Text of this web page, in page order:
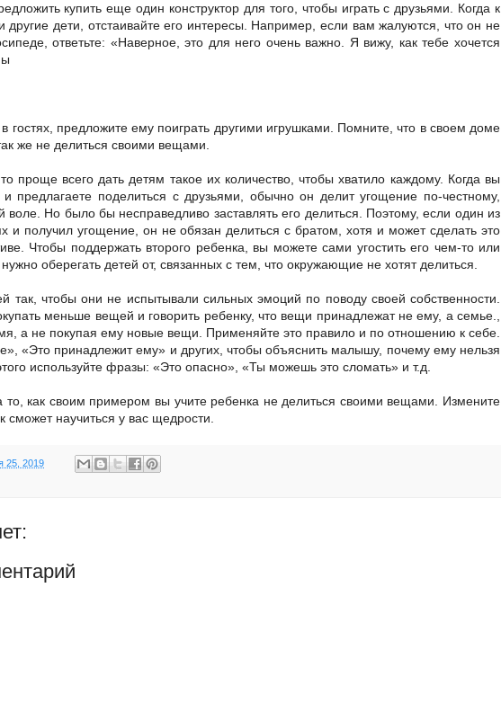
купить еще один конструктор для того, чтобы играть с друзьями. Когда к
другие дети, отстаивайте его интересы. Например, если вам жалуются, что он не
ответьте: «Наверное, это для него очень важно. Я вижу, как тебе хочется
в гостях, предложите ему поиграть другими игрушками. Помните, что в своем доме
же не делиться своими вещами.
проще всего дать детям такое их количество, чтобы хватило каждому. Когда вы
предлагаете поделиться с друзьями, обычно он делит угощение по-честному,
воле. Но было бы несправедливо заставлять его делиться. Поэтому, если один из
и получил угощение, он не обязан делиться с братом, хотя и может сделать это
Чтобы поддержать второго ребенка, вы можете сами угостить его чем-то или
оберегать детей от, связанных с тем, что окружающие не хотят делиться.
так, чтобы они не испытывали сильных эмоций по поводу своей собственности.
меньше вещей и говорить ребенку, что вещи принадлежат не ему, а семье.,
а не покупая ему новые вещи. Применяйте это правило и по отношению к себе.
«Это принадлежит ему» и других, чтобы объяснить малышу, почему ему нельзя
используйте фразы: «Это опасно», «Ты можешь это сломать» и т.д.
как своим примером вы учите ребенка не делиться своими вещами. Измените
сможет научиться у вас щедрости.
25, 2019